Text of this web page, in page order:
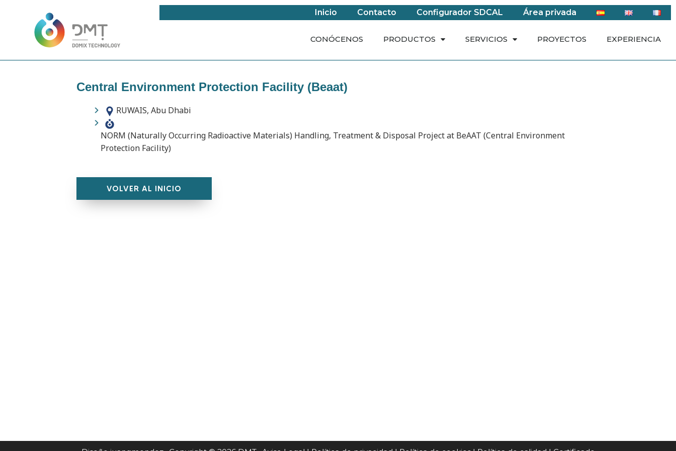
Inicio Contacto Configurador SDCAL Área privada
CONÓCENOS PRODUCTOS SERVICIOS PROYECTOS EXPERIENCIA
Central Environment Protection Facility (Beaat)
RUWAIS, Abu Dhabi
NORM (Naturally Occurring Radioactive Materials) Handling, Treatment & Disposal Project at BeAAT (Central Environment
Protection Facility)
VOLVER AL INICIO